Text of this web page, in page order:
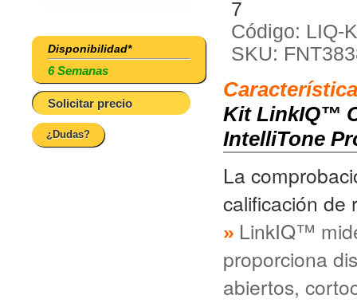
Disponibilidad*
6 Semanas
Solicitar precio
¿Dudas?
7
Código: LIQ-
SKU:
Kit LinkIQ™
IntelliTone
La
calificación de
LinkIQ™
proporciona
abiertos,